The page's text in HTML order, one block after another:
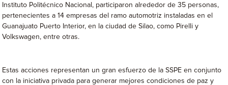
Instituto Politécnico Nacional, participaron alrededor de 35 personas,
pertenecientes a 14 empresas del ramo automotriz instaladas en el
Guanajuato Puerto Interior, en la ciudad de Silao, como Pirelli y
Volkswagen, entre otras.
Estas acciones representan un gran esfuerzo de la SSPE en conjunto
con la iniciativa privada para generar mejores condiciones de paz y